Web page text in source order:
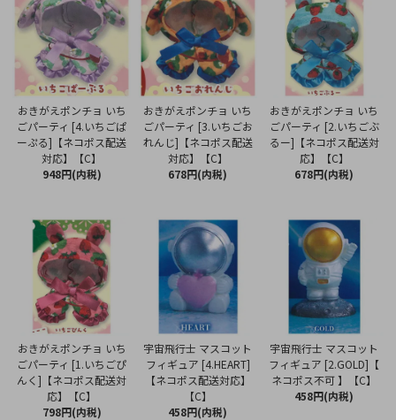
おきがえポンチョ いち
ごパーティ [4.いちごぱ
ーぷる]【ネコポス配送
対応】【C】
948円(内税)
おきがえポンチョ いち
ごパーティ [3.いちごお
れんじ]【ネコポス配送
対応】【C】
678円(内税)
おきがえポンチョ いち
ごパーティ [2.いちごぶ
るー]【ネコポス配送対
応】【C】
678円(内税)
おきがえポンチョ いち
ごパーティ [1.いちごぴ
んく]【ネコポス配送対
応】【C】
798円(内税)
宇宙飛行士 マスコット
フィギュア [4.HEART]
【ネコポス配送対応】
【C】
458円(内税)
宇宙飛行士 マスコット
フィギュア [2.GOLD]【
ネコポス不可 】【C】
458円(内税)